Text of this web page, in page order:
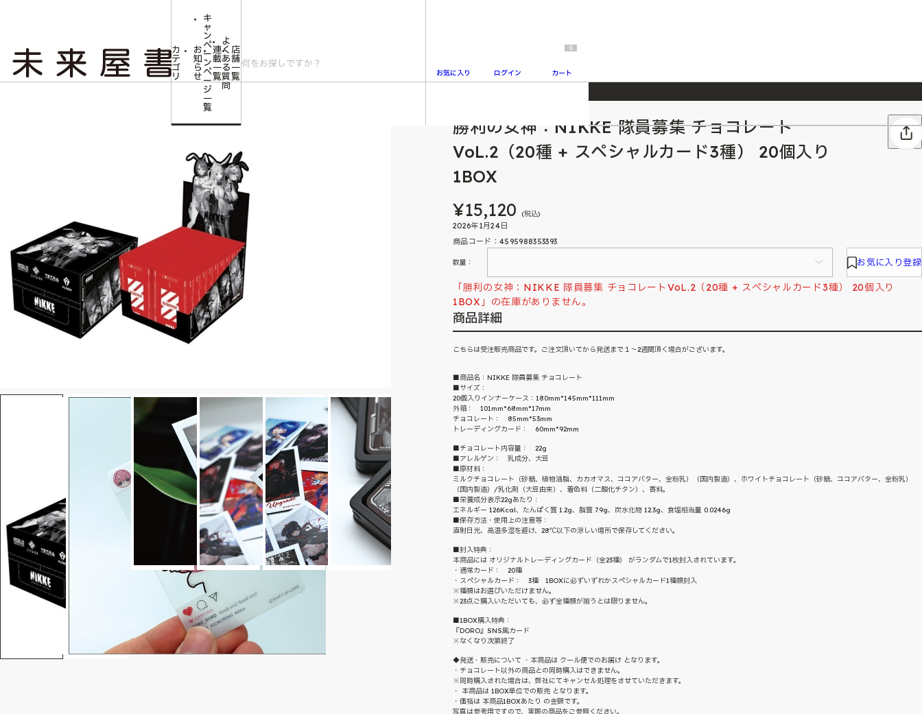
2026/7/23 『ONE PIECE magazine 021 ONE PIECEカード付き同梱版』発売延期のご案内
カ
テ
ゴ
リ
お
知
ら
せ
キ
ャ
ン
ペ
ー
ン
ペ
ー
ジ
一
覧
連
載
一
覧
よ
く
あ
る
質
問
店
舗
一
覧
お気に入り ログイン
0
カート
勝利の女神：NIKKE 隊員募集 チョコレートVoL.2（20種 + スペシャルカード3種） 20個入り1BOX
勝利の女神：NIKKE 隊員募集 チョコレート
VoL.2（20種 + スペシャルカード3種） 20個入り
1BOX
¥15,120 (税込)
2026年1月24日
商品コード：4595988353393
数量： お気に入り登録
「勝利の女神：NIKKE 隊員募集 チョコレートVoL.2（20種 + スペシャルカード3種） 20個入り
1BOX」の在庫がありません。
商品詳細
こちらは受注販売商品です。ご注文頂いてから発送まで１～2週間頂く場合がございます。
■商品名：NIKKE 隊員募集 チョコレート
■サイズ：
20個入りインナーケース：180mm*145mm*111mm
外箱： 101mm*68mm*17mm
チョコレート： 85mm*53mm
トレーディングカード： 60mm*92mm
■チョコレート内容量： 22g
■アレルゲン： 乳成分、大豆
■原材料：
ミルクチョコレート（砂糖、植物油脂、カカオマス、ココアバター、全粉乳）（国内製造）、ホワイトチョコレート（砂糖、ココアバター、全粉乳）
（国内製造）/乳化剤（大豆由来）、着色料（二酸化チタン）、香料。
■栄養成分表示22gあたり：
エネルギー 126Kcal、たんぱく質 1.2g、脂質 7.9g、炭水化物 12.3g、食塩相当量 0.0246g
■保存方法・使用上の注意等：
直射日光、高温多湿を避け、28℃以下の涼しい場所で保存してください。
■封入特典：
本商品には オリジナルトレーディングカード（全23種） がランダムで1枚封入されています。
・通常カード： 20種
・スペシャルカード： 3種 1BOXに必ずいずれかスペシャルカード1種類封入
※種類はお選びいただけません。
※23点ご購入いただいても、必ず全種類が揃うとは限りません。
■1BOX購入特典：
『DORO』SNS風カード
※なくなり次第終了
◆発送・販売について ・本商品は クール便でのお届け となります。
・チョコレート以外の商品との同時購入はできません。
※同時購入された場合は、弊社にてキャンセル処理をさせていただきます。
・ 本商品は 1BOX単位での販売 となります。
・価格は 本商品1BOXあたり の金額です。
写真は参考用ですので、実際の商品をご参照ください。